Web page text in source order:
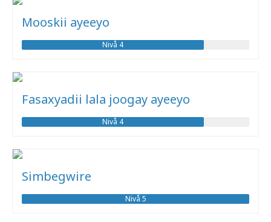
Mooskii ayeeyo
Nivå 4
Fasaxyadii lala joogay ayeeyo
Nivå 4
Simbegwire
Nivå 5